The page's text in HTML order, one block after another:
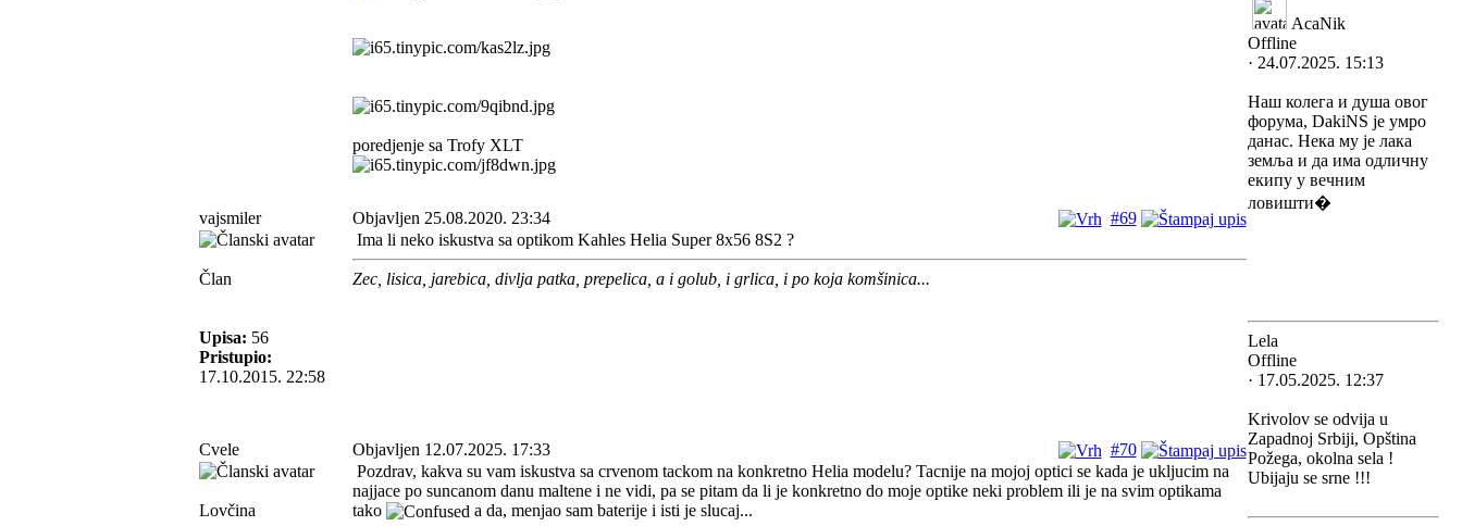
poredjenje sa Trofy XLT
vajsmiler #69
Objavljen 25.08.2020. 23:34
Član
Upisa: 56
Pristupio:
17.10.2015. 22:58
Ima li neko iskustva sa optikom Kahles Helia Super 8x56 8S2 ?
Zec, lisica, jarebica, divlja patka, prepelica, a i golub, i grlica, i po koja komšinica...
Cvele #70
Objavljen 12.07.2025. 17:33
Lovčina
Pozdrav, kakva su vam iskustva sa crvenom tackom na konkretno Helia modelu? Tacnije na mojoj optici se kada je ukljucim na
najjace po suncanom danu maltene i ne vidi, pa se pitam da li je konkretno do moje optike neki problem ili je na svim optikama
tako
a da, menjao sam baterije i isti je slucaj...
AcaNik
Offline
· 24.07.2025. 15:13
Наш колега и душа овог
форума, DakiNS је умро
данас. Нека му је лака
земља и да има одличну
екипу у вечним
ловишти�
Lela
Offline
· 17.05.2025. 12:37
Krivolov se odvija u
Zapadnoj Srbiji, Opština
Požega, okolna sela !
Ubijaju se srne !!!